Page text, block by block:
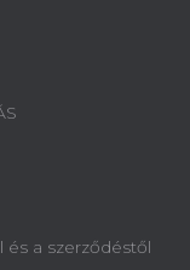
a szerződéstől